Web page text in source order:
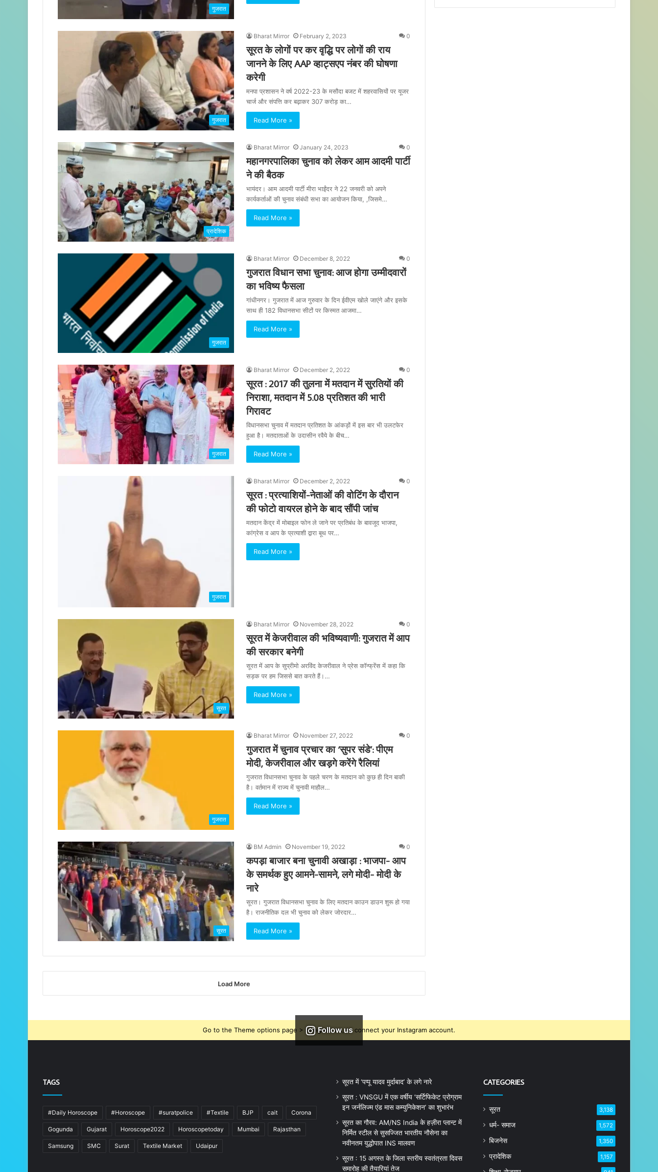
गुजरात
गुजरात
Bharat Mirror February 2, 2023 0
सूरत के लोगों पर कर वृद्धि पर लोगों की राय
जानने के लिए AAP व्हाट्सएप नंबर की घोषणा
करेगी
मनपा प्रशासन ने वर्ष 2022-23 के मसौदा बजट में शहरवासियों पर यूजर
चार्ज और संपत्ति कर बढ़ाकर 307 करोड़ का…
Read More »
प्रादेशिक
Bharat Mirror January 24, 2023 0
महानगरपालिका चुनाव को लेकर आम आदमी पार्टी
ने की बैठक
भायंदर। आम आदमी पार्टी मीरा भाईंदर ने 22 जनवरी को अपने
कार्यकर्ताओं की चुनाव संबंधी सभा का आयोजन किया, ,जिसमे…
Read More »
गुजरात
Bharat Mirror December 8, 2022 0
गुजरात विधान सभा चुनाव: आज होगा उम्मीदवारों
का भविष्य फैसला
गांधीनगर। गुजरात में आज गुरुवार के दिन ईवीएम खोले जाएंगे और इसके
साथ ही 182 विधानसभा सीटों पर किस्मत आजमा…
Read More »
गुजरात
Bharat Mirror December 2, 2022 0
सूरत : 2017 की तुलना में मतदान में सुरतियों की
निराशा, मतदान में 5.08 प्रतिशत की भारी
गिरावट
विधानसभा चुनाव में मतदान प्रतिशत के आंकड़ों में इस बार भी उलटफेर
हुआ है। मतदाताओं के उदासीन रवैये के बीच…
Read More »
गुजरात
Bharat Mirror December 2, 2022 0
सूरत : प्रत्याशियों-नेताओं की वोटिंग के दौरान
की फोटो वायरल होने के बाद सौंपी जांच
मतदान केंद्र में मोबाइल फोन ले जाने पर प्रतिबंध के बावजूद भाजपा,
कांग्रेस व आप के प्रत्याशी द्वारा बूथ पर…
Read More »
सूरत
Bharat Mirror November 28, 2022 0
सूरत में केजरीवाल की भविष्यवाणी: गुजरात में आप
की सरकार बनेगी
सूरत में आप के सुप्रीमो अरविंद केजरीवाल ने प्रेस कॉन्फ्रेंस में कहा कि
सड़क पर हम जिससे बात करते हैं।…
Read More »
गुजरात
Bharat Mirror November 27, 2022 0
गुजरात में चुनाव प्रचार का ‘सुपर संडे’: पीएम
मोदी, केजरीवाल और खड़गे करेंगे रैलियां
गुजरात विधानसभा चुनाव के पहले चरण के मतदान को कुछ ही दिन बाकी
है। वर्तमान में राज्य में चुनावी माहौल…
Read More »
सूरत
BM Admin November 19, 2022 0
कपड़ा बाजार बना चुनावी अखाड़ा : भाजपा- आप
के समर्थक हुए आमने-सामने, लगे मोदी- मोदी के
नारे
सूरत। गुजरात विधानसभा चुनाव के लिए मतदान काउन डाउन शुरू हो गया
है। राजनीतिक दल भी चुनाव को लेकर जोरदार…
Read More »
Load More
Follow us
Go to the Theme options page > Integrations, to connect your Instagram account.
TAGS
#Daily Horoscope #Horoscope #suratpolice #Textile BJP cait Corona
Gogunda Gujarat Horoscope2022 Horoscopetoday Mumbai Rajasthan
Samsung SMC Surat Textile Market Udaipur
सूरत में ‘पप्पू यादव मुर्दाबाद’ के लगे नारे
सूरत : VNSGU में एक वर्षीय ‘सर्टिफिकेट प्रोग्राम
इन जर्नलिज्म एंड मास कम्युनिकेशन’ का शुभारंभ
सूरत का गौरव: AM/NS India के हज़ीरा प्लान्ट में
निर्मित स्टील से सुसज्जित भारतीय नौसेना का
नवीनतम युद्धोपात INS मालवण
सूरत : 15 अगस्त के जिला स्तरीय स्वतंत्रता दिवस
समारोह की तैयारियां तेज
CATEGORIES
सूरत 3,138
धर्म- समाज 1,572
बिजनेस 1,350
प्रादेशिक 1,157